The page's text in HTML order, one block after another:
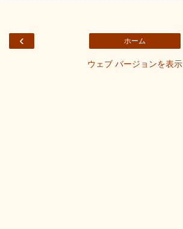
‹ ホーム
ウェブ バージョンを表示